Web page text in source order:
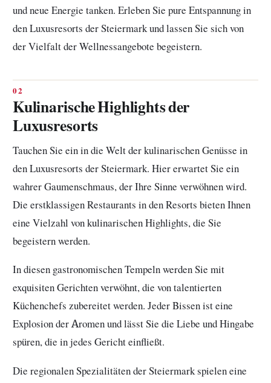
und neue Energie tanken. Erleben Sie pure Entspannung in
den Luxusresorts der Steiermark und lassen Sie sich von
der Vielfalt der Wellnessangebote begeistern.
Kulinarische Highlights der
Luxusresorts
Tauchen Sie ein in die Welt der kulinarischen Genüsse in
den Luxusresorts der Steiermark. Hier erwartet Sie ein
wahrer Gaumenschmaus, der Ihre Sinne verwöhnen wird.
Die erstklassigen Restaurants in den Resorts bieten Ihnen
eine Vielzahl von kulinarischen Highlights, die Sie
begeistern werden.
In diesen gastronomischen Tempeln werden Sie mit
exquisiten Gerichten verwöhnt, die von talentierten
Küchenchefs zubereitet werden. Jeder Bissen ist eine
Explosion der Aromen und lässt Sie die Liebe und Hingabe
spüren, die in jedes Gericht einfließt.
Die regionalen Spezialitäten der Steiermark spielen eine